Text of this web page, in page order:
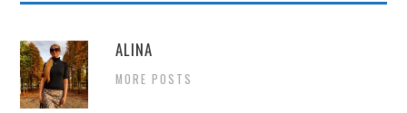
ALINA
MORE POSTS